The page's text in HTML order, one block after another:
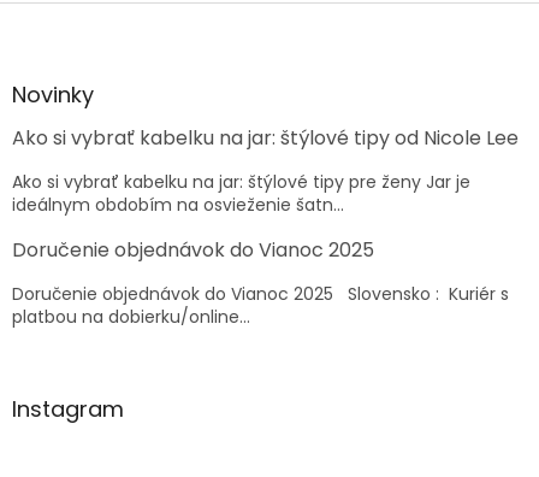
r
v
k
y
v
ý
p
i
v
Z
äNovinky
Ako si vybrať kabelku na jar: štýlové tipy od Nicole Lee
Ako si vybrať kabelku na jar: štýlové tipy pre ženy Jar je
ideálnym obdobím na osvieženie šatn...
Doručenie objednávok do Vianoc 2025
Doručenie objednávok do Vianoc 2025 Slovensko : Kuriér s
platbou na dobierku/online...
Instagram